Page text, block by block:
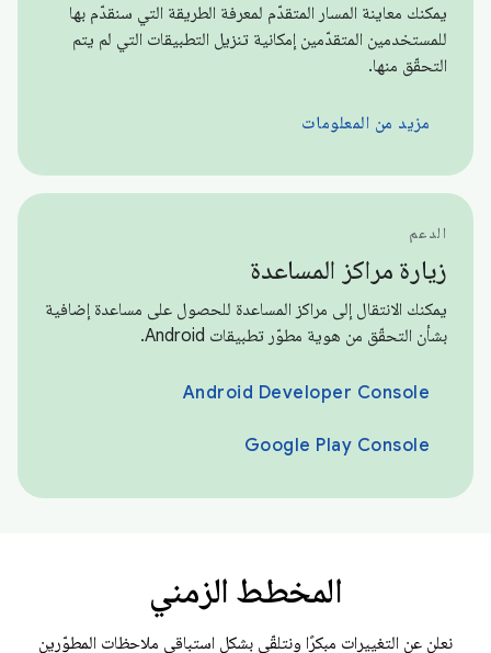
يمكنك معاينة المسار المتقدّم لمعرفة الطريقة التي سنقدّم بها
للمستخدمين المتقدّمين إمكانية تنزيل التطبيقات التي لم يتم
التحقّق منها.
مزيد من المعلومات
الدعم
زيارة مراكز المساعدة
يمكنك الانتقال إلى مراكز المساعدة للحصول على مساعدة إضافية
بشأن التحقّق من هوية مطوّر تطبيقات Android.
Android Developer Console
Google Play Console
المخطط الزمني
نعلن عن التغييرات مبكرًا ونتلقّى بشكل استباقي ملاحظات المطوّرين